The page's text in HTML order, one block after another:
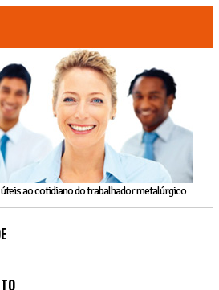
ao cotidiano do trabalhador metalúrgico